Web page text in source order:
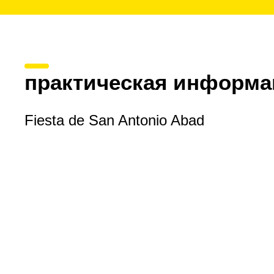
практическая
Fiesta de San Antonio Abad